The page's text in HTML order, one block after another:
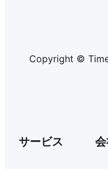
Copyright ©
サービス